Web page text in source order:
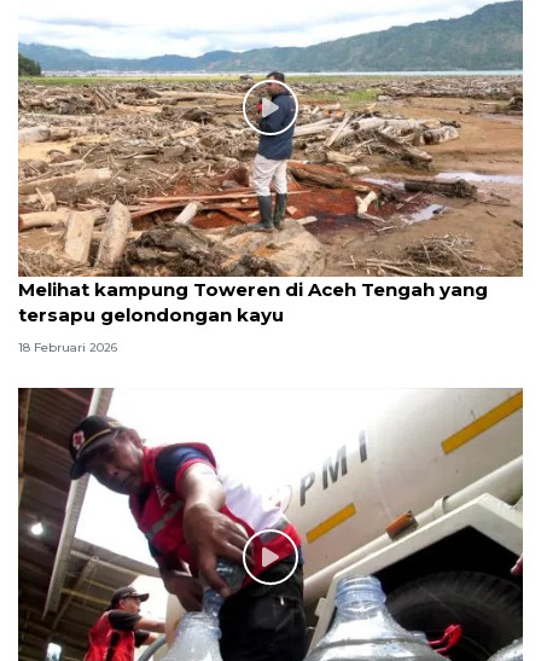
Melihat kampung Toweren di Aceh Tengah yang
tersapu gelondongan kayu
18 Februari 2026